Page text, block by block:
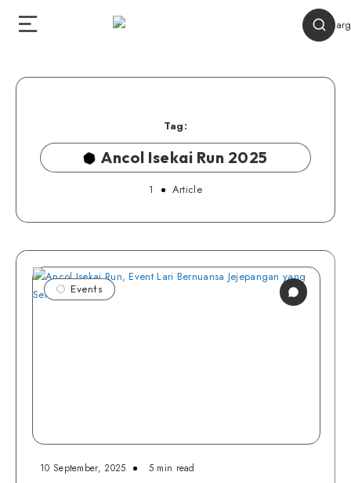
Tag:
Ancol Isekai Run 2025
1 Article
Events
10 September, 2025 5 min read